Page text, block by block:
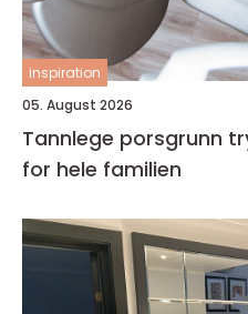
inspiration
05. August 2026
Tannlege porsgrunn trygg tannbehandling
for hele familien